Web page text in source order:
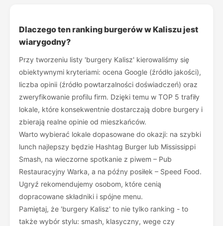
Dlaczego ten ranking burgerów w Kaliszu jest
wiarygodny?
Przy tworzeniu listy 'burgery Kalisz' kierowaliśmy się
obiektywnymi kryteriami: ocena Google (źródło jakości),
liczba opinii (źródło powtarzalności doświadczeń) oraz
zweryfikowanie profilu firm. Dzięki temu w TOP 5 trafiły
lokale, które konsekwentnie dostarczają dobre burgery i
zbierają realne opinie od mieszkańców.
Warto wybierać lokale dopasowane do okazji: na szybki
lunch najlepszy będzie Hashtag Burger lub Mississippi
Smash, na wieczorne spotkanie z piwem – Pub
Restauracyjny Warka, a na późny posiłek – Speed Food.
Ugryź rekomendujemy osobom, które cenią
dopracowane składniki i spójne menu.
Pamiętaj, że 'burgery Kalisz' to nie tylko ranking - to
także wybór stylu: smash, klasyczny, wege czy